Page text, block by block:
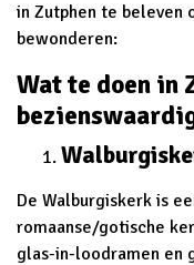
in Zutphen te beleven
bewonderen:
Wat te doen in
De Walburgiskerk is
romaanse/gotische
glas-in-loodramen en